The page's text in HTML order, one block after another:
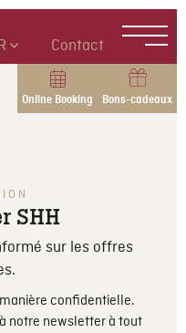
Contact
Online Booking Bons-cadeaux
SHH
sur les offres
confidentielle.
notre newsletter à tout